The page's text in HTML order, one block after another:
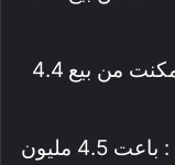
: تمكنت من بيع 4.4
: باعت 4.5 مليون